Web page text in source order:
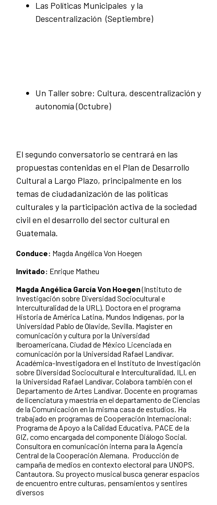
Las Políticas Municipales y la
Descentralización (Septiembre)
Un Taller sobre: Cultura, descentralización y
autonomía (Octubre)
El segundo conversatorio se centrará en las
propuestas contenidas en el Plan de Desarrollo
Cultural a Largo Plazo, principalmente en los
temas de ciudadanización de las políticas
culturales y la participación activa de la sociedad
civil en el desarrollo del sector cultural en
Guatemala.
Conduce: Magda Angélica Von Hoegen
Invitado: Enrique Matheu
Magda Angélica García Von Hoegen(Instituto de
Investigación sobre Diversidad Sociocultural e
Interculturalidad de la URL). Doctora en el programa
Historia de América Latina, Mundos Indígenas, por la
Universidad Pablo de Olavide, Sevilla. Magíster en
comunicación y cultura por la Universidad
Iberoamericana, Ciudad de México Licenciada en
comunicación por la Universidad Rafael Landívar.
Académica-Investigadora en el Instituto de Investigación
sobre Diversidad Sociocultural e Interculturalidad, ILI, en
la Universidad Rafael Landívar, Colabora también con el
Departamento de Artes Landívar. Docente en programas
de licenciatura y maestría en el departamento de Ciencias
de la Comunicación en la misma casa de estudios. Ha
trabajado en programas de Cooperación Internacional:
Programa de Apoyo a la Calidad Educativa, PACE de la
GIZ, como encargada del componente Diálogo Social.
Consultora en comunicación interna para la Agencia
Central de la Cooperación Alemana. Producción de
campaña de medios en contexto electoral para UNOPS.
Cantautora. Su proyecto musical busca generar espacios
de encuentro entre culturas, pensamientos y sentires
diversos